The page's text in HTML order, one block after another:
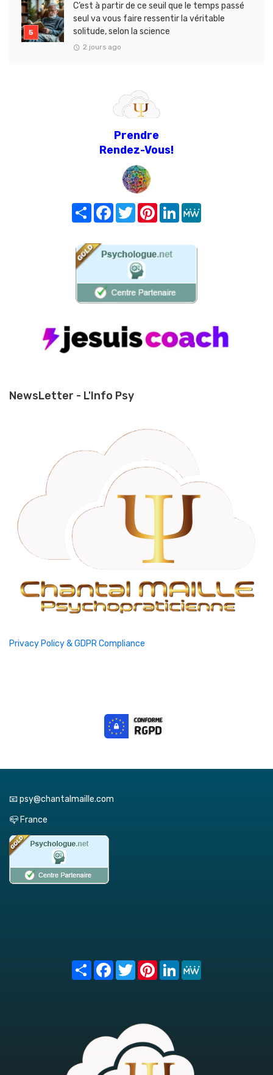
C’est à partir de ce seuil que le temps passé
seul va vous faire ressentir la véritable
solitude, selon la science
2 jours ago
Prendre
Rendez-Vous!
Share FacebookTwitterPinterest
LinkedIn
NewsLetter - L'Info Psy
Privacy Policy & GDPR Compliance
📧 psy@chantalmaille.com
📪 France
Share FacebookTwitterPinterest
LinkedIn